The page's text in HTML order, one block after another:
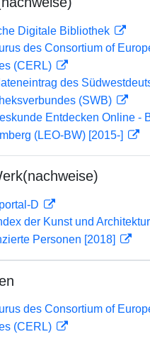
Digitale Bibliothek
des Consortium of
(CERL)
des
(SWB)
Entdecken Online -
(LEO-BW) [2015-]
D
der Kunst und
Personen [2018]
des Consortium of
(CERL)